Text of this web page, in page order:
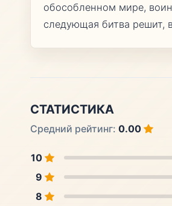
обособленном мире,
следующая битва решит,
СТАТИСТИКА
Средний рейтинг: 0.00
10
9
8